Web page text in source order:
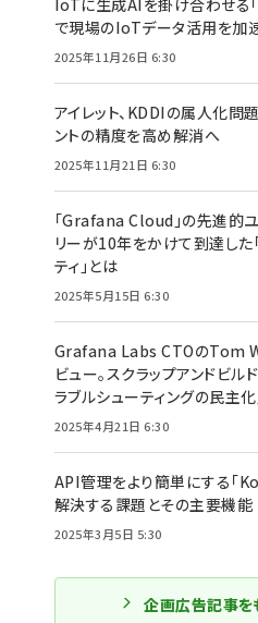
IoTに生成AIを掛け合わせる
で現場のIoTデータ活用を加
2025年11月26日 6:30
アイレット、KDDIの属人化問
ントの精度を高め解消へ
2025年11月21日 6:30
「Grafana Cloud」の先進的
リーが10年をかけて到達した
ティ」とは
2025年5月15日 6:30
Grafana Labs CTOのTom
ビュー。スクラップアンドビル
ラブルシューティングの民主化
2025年4月21日 6:30
API管理をより簡単にする「
解決する課題とその主要機能
2025年3月5日 5:30
企画広告記事を